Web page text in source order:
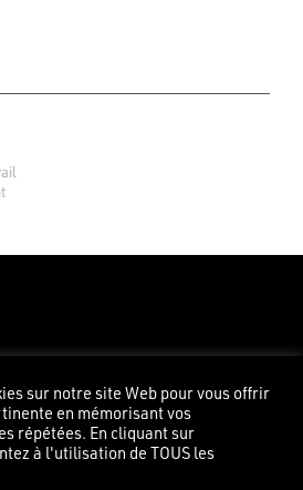
sur notre site Web pour vous offrir
en mémorisant vos
répétées. En cliquant sur
à l'utilisation de TOUS les